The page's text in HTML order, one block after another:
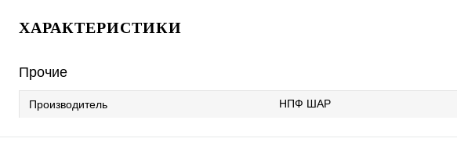
ХАРАКТЕРИСТИКИ
Прочие
Производитель НПФ ШАР